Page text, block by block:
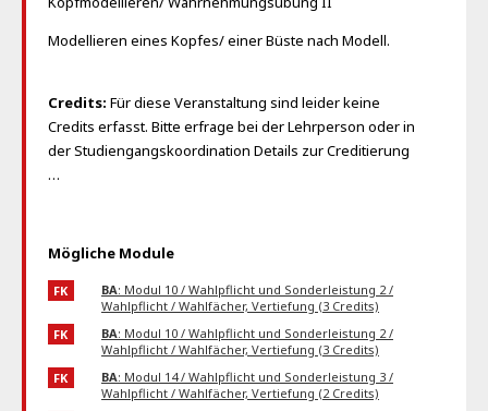
Modellieren eines Kopfes/ einer Büste nach Modell.
Credits: Für diese Veranstaltung sind leider keine
Credits erfasst. Bitte erfrage bei der Lehrperson oder in
der Studiengangskoordination Details zur Creditierung
…
Mögliche Module
FK BA: Modul 10 / Wahlpflicht und Sonderleistung 2 /
Wahlpflicht / Wahlfächer, Vertiefung (3 Credits)
FK
BA: Modul 10 / Wahlpflicht und Sonderleistung 2 /
Wahlpflicht / Wahlfächer, Vertiefung (3 Credits)
FK
BA: Modul 14 / Wahlpflicht und Sonderleistung 3 /
Wahlpflicht / Wahlfächer, Vertiefung (2 Credits)